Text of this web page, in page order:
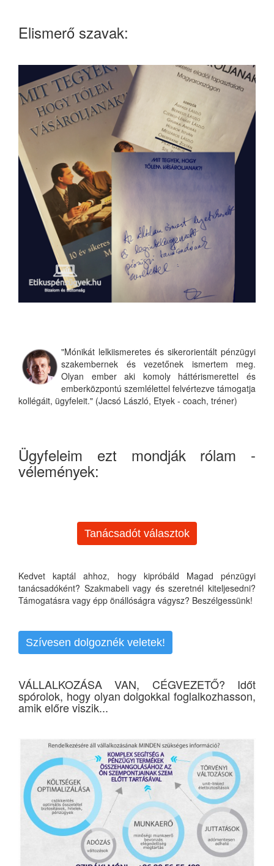
Elismerő szavak:
"Mónikát lelkiismeretes és sikerorientált pénzügyi
szakembernek és vezetőnek ismertem meg.
Olyan ember aki komoly háttérismerettel és
emberközpontú szemlélettel felvértezve támogatja
kollégáit, ügyfeleit." (Jacsó László, Etyek - coach, tréner)
Ügyfeleim ezt mondják rólam -
vélemények:
Tanácsadót választok
Kedvet kaptál ahhoz, hogy kipróbáld Magad pénzügyi
tanácsadóként? Szakmabeli vagy és szeretnél kiteljesedni?
Támogatásra vagy épp önállóságra vágysz? Beszélgessünk!
Szívesen dolgoznék veletek!
VÁLLALKOZÁSA VAN, CÉGVEZETŐ? Időt
spórolok, hogy olyan dolgokkal foglalkozhasson,
amik előre viszik...